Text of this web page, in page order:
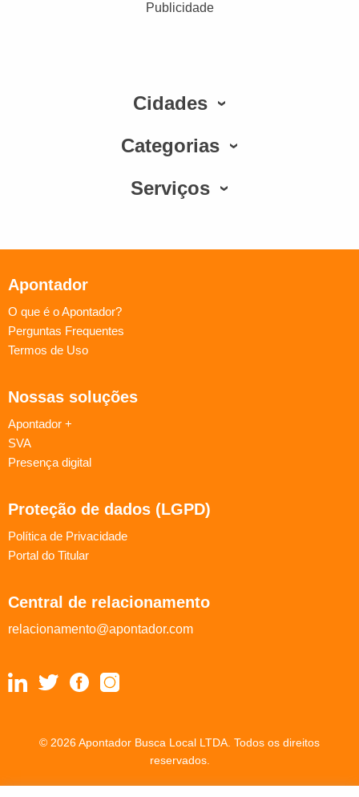
Publicidade
Cidades
Categorias
Serviços
Apontador
O que é o Apontador?
Perguntas Frequentes
Termos de Uso
Nossas soluções
Apontador +
SVA
Presença digital
Proteção de dados (LGPD)
Política de Privacidade
Portal do Titular
Central de relacionamento
relacionamento@apontador.com
© 2026 Apontador Busca Local LTDA. Todos os direitos
reservados.